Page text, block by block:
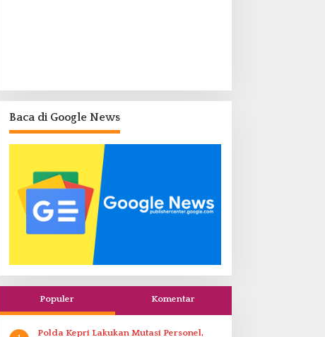
Baca di Google News
Populer Komentar
Polda Kepri Lakukan Mutasi Personel,